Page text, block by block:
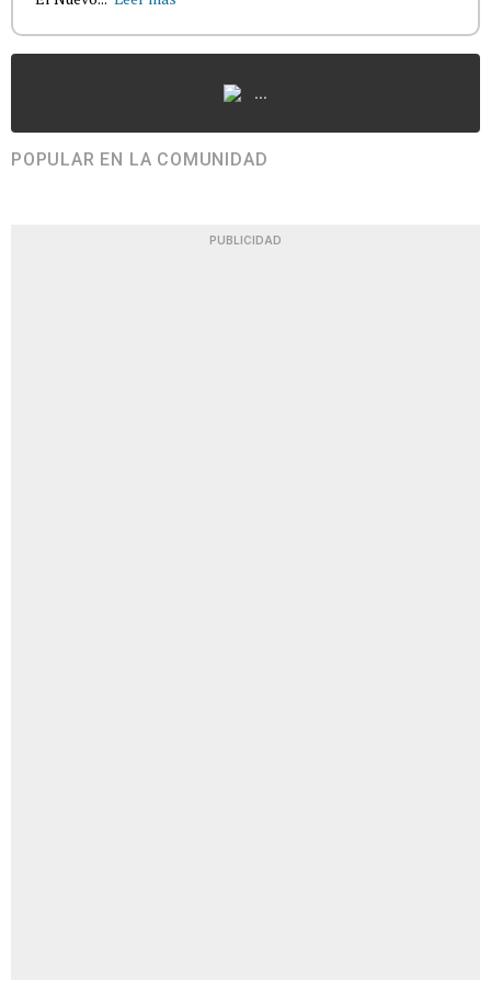
...
POPULAR EN LA COMUNIDAD
PUBLICIDAD